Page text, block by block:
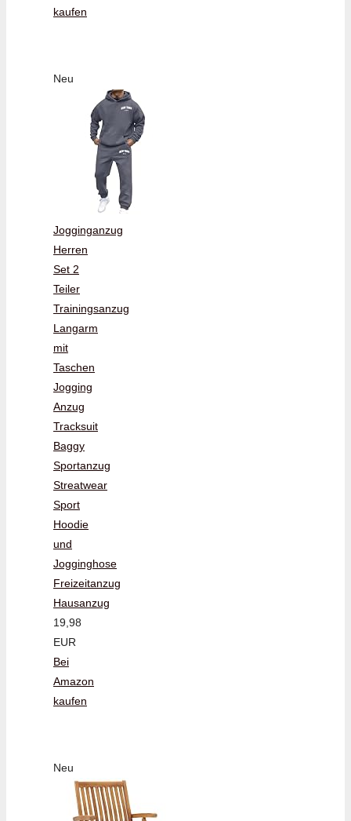
kaufen
Neu
Jogginganzug
Herren
Set 2
Teiler
Trainingsanzug
Langarm
mit
Taschen
Jogging
Anzug
Tracksuit
Baggy
Sportanzug
Streatwear
Sport
Hoodie
und
Jogginghose
Freizeitanzug
Hausanzug
19,98
EUR
Bei
Amazon
kaufen
Neu